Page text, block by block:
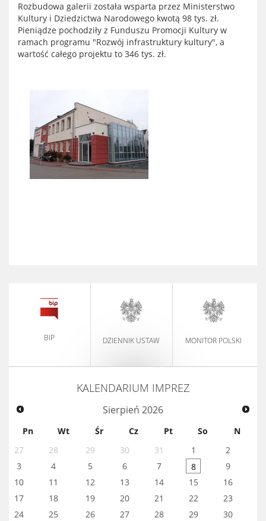
Rozbudowa galerii została wsparta przez Ministerstwo
Kultury i Dziedzictwa Narodowego kwotą 98 tys. zł.
Pieniądze pochodziły z Funduszu Promocji Kultury w
ramach programu "Rozwój infrastruktury kultury", a
wartość całego projektu to 346 tys. zł.
BIP DZIENNIK USTAW MONITOR POLSKI
KALENDARIUM IMPREZ
Sierpień 2026
Pn Wt Śr Cz Pt So
N
27
28 29 30 31 1
2
3
4 5 6 7 8
9
10
11 12 13 14 15
16
17
18 19 20 21 22
23
24
25 26 27 28 29
30